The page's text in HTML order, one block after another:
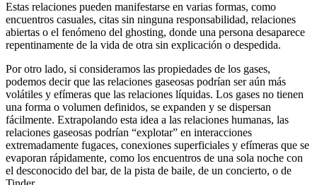
Estas relaciones pueden manifestarse en varias formas, como
encuentros casuales, citas sin ninguna responsabilidad, relaciones
abiertas o el fenómeno del ghosting, donde una persona desaparece
repentinamente de la vida de otra sin explicación o despedida.
Por otro lado, si consideramos las propiedades de los gases,
podemos decir que las relaciones gaseosas podrían ser aún más
volátiles y efímeras que las relaciones líquidas. Los gases no tienen
una forma o volumen definidos, se expanden y se dispersan
fácilmente. Extrapolando esta idea a las relaciones humanas, las
relaciones gaseosas podrían “explotar” en interacciones
extremadamente fugaces, conexiones superficiales y efímeras que se
evaporan rápidamente, como los encuentros de una sola noche con
el desconocido del bar, de la pista de baile, de un concierto, o de